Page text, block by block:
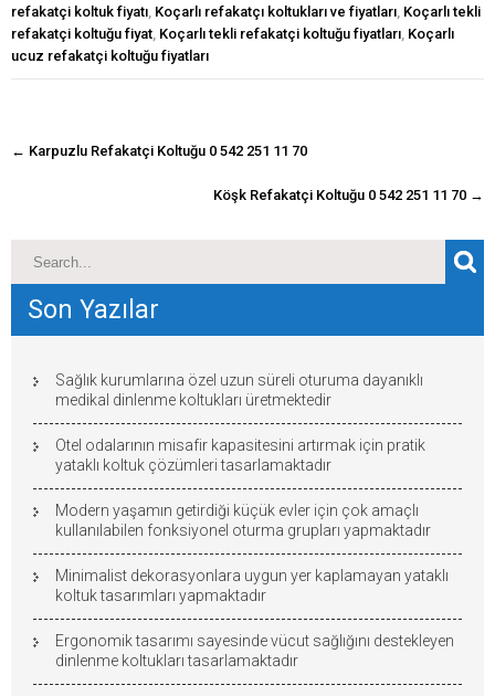
refakatçi koltuk fiyatı, Koçarlı refakatçı koltukları ve fiyatları, Koçarlı tekli
refakatçi koltuğu fiyat, Koçarlı tekli refakatçi koltuğu fiyatları, Koçarlı
ucuz refakatçi koltuğu fiyatları
navigasyon
← Karpuzlu Refakatçi Koltuğu 0 542 251 11 70
Köşk Refakatçi Koltuğu 0 542 251 11 70 →
Son Yazılar
Sağlık kurumlarına özel uzun süreli oturuma dayanıklı
medikal dinlenme koltukları üretmektedir
Otel odalarının misafir kapasitesini artırmak için pratik
yataklı koltuk çözümleri tasarlamaktadır
Modern yaşamın getirdiği küçük evler için çok amaçlı
kullanılabilen fonksiyonel oturma grupları yapmaktadır
Minimalist dekorasyonlara uygun yer kaplamayan yataklı
koltuk tasarımları yapmaktadır
Ergonomik tasarımı sayesinde vücut sağlığını destekleyen
dinlenme koltukları tasarlamaktadır